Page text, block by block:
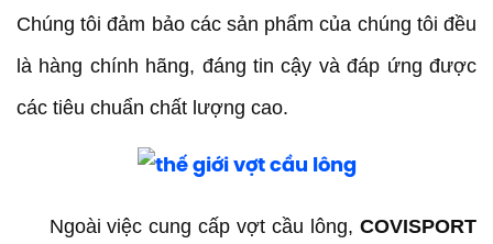
Chúng tôi đảm bảo các sản phẩm của chúng tôi đều
là hàng chính hãng, đáng tin cậy và đáp ứng được
các tiêu chuẩn chất lượng cao.
Ngoài việc cung cấp vợt cầu lông, COVISPORT